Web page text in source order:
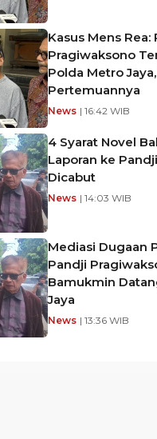
Kasus Mens Rea:
Pragiwaksono
Polda Metro
Pertemuannya
News | 16:42 WIB
4 Syarat Novel
Laporan ke
Dicabut
News | 14:03 WIB
Mediasi Dugaan
Pandji
Bamukmin
Jaya
News | 13:36 WIB